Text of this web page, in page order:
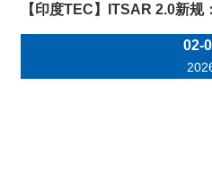
【印度TEC】ITSAR 2.0新规
02-